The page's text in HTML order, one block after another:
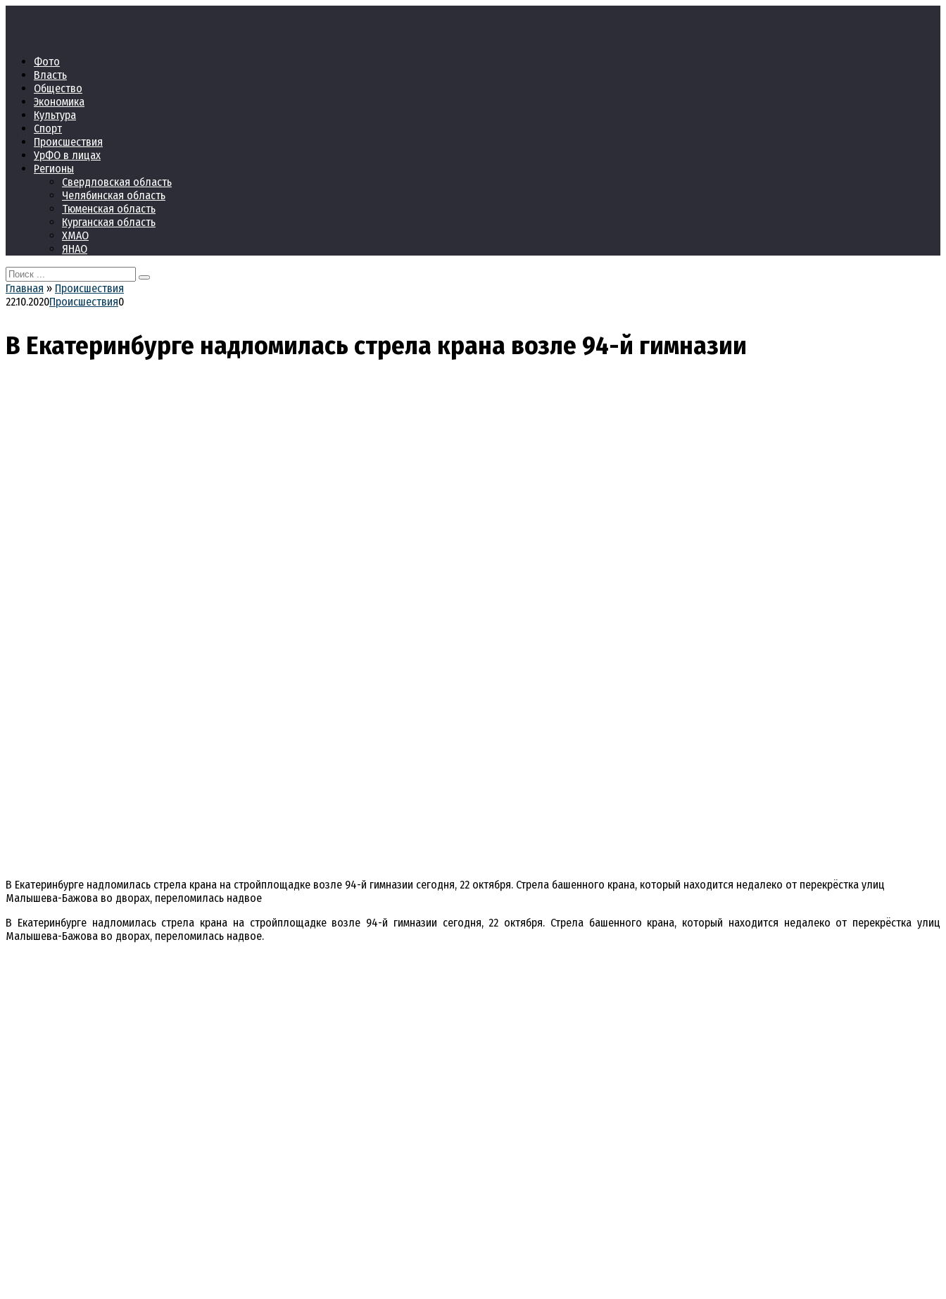
Фото
Власть
Общество
Экономика
Культура
Спорт
Происшествия
УрФО в лицах
Регионы
Свердловская область
Челябинская область
Тюменская область
Курганская область
ХМАО
ЯНАО
Search
for:
Главная » Происшествия
22.10.2020Происшествия0
В Екатеринбурге надломилась стрела крана возле 94-й гимназии
В Екатеринбурге надломилась стрела крана на стройплощадке возле 94-й гимназии сегодня, 22 октября. Стрела башенного крана, который находится недалеко от перекрёстка улиц
Малышева-Бажова во дворах, переломилась надвое
В Екатеринбурге надломилась стрела крана на стройплощадке возле 94-й гимназии сегодня, 22 октября. Стрела башенного крана, который находится недалеко от перекрёстка улиц
Малышева-Бажова во дворах, переломилась надвое.